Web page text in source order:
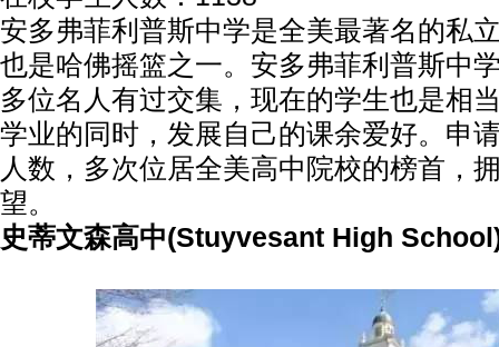
安多弗菲利普斯中学是全美最著名的私
也是哈佛摇篮之一。安多弗菲利普斯中
多位名人有过交集，现在的学生也是相
学业的同时，发展自己的课余爱好。申
人数，多次位居全美高中院校的榜首，
望。
史蒂文森高中(Stuyvesant High